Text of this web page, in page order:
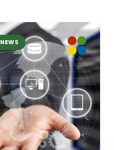
NEWS